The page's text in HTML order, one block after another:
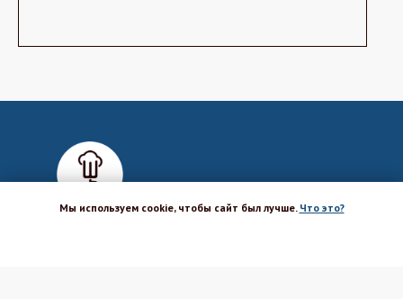
Мы используем cookie, чтобы сайт был лучше. Что это?